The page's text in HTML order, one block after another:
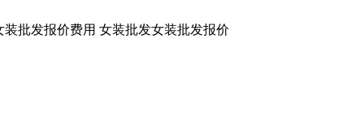
装批发报价费用 女装批发女装批发报价